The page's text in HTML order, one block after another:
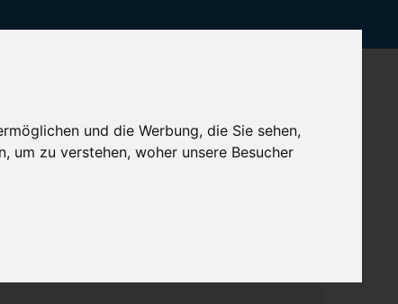
und die Werbung, die Sie sehen,
um zu verstehen, woher unsere Besucher